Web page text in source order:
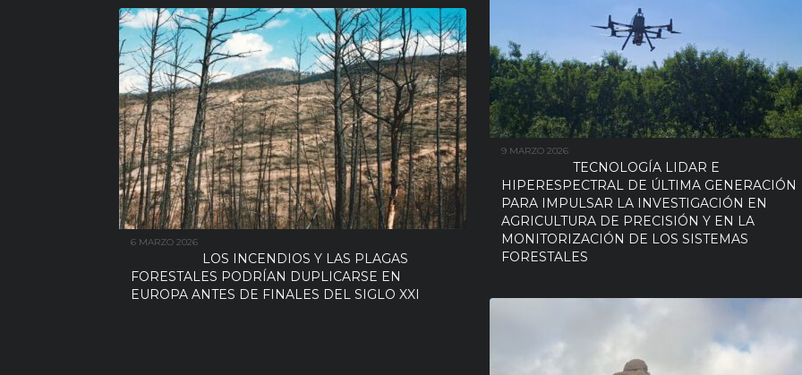
9 MARZO 2026
TECNOLOGÍA LIDAR E
HIPERESPECTRAL DE ÚLTIMA GENERACIÓN
PARA IMPULSAR LA INVESTIGACIÓN EN
AGRICULTURA DE PRECISIÓN Y EN LA
MONITORIZACIÓN DE LOS SISTEMAS
FORESTALES
6 MARZO 2026
LOS INCENDIOS Y LAS PLAGAS
FORESTALES PODRÍAN DUPLICARSE EN
EUROPA ANTES DE FINALES DEL SIGLO XXI